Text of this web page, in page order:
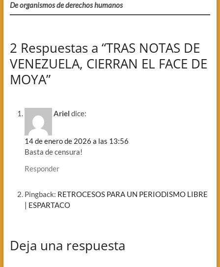
De organismos de derechos humanos
2 Respuestas a “TRAS NOTAS DE
VENEZUELA, CIERRAN EL FACE DE
MOYA”
Ariel dice:
14 de enero de 2026 a las 13:56
Basta de censura!
Responder
Pingback: RETROCESOS PARA UN PERIODISMO LIBRE
| ESPARTACO
Deja una respuesta